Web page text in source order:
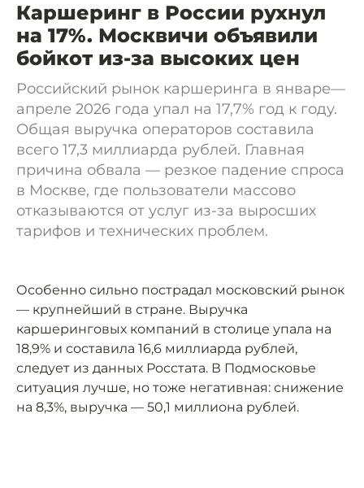
Каршеринг в России рухнул
на 17%. Москвичи объявили
бойкот из-за высоких цен
Российский рынок каршеринга в январе—
апреле 2026 года упал на 17,7% год к году.
Общая выручка операторов составила
всего 17,3 миллиарда рублей. Главная
причина обвала — резкое падение спроса
в Москве, где пользователи массово
отказываются от услуг из-за выросших
тарифов и технических проблем.
Особенно сильно пострадал московский рынок
— крупнейший в стране. Выручка
каршеринговых компаний в столице упала на
18,9% и составила 16,6 миллиарда рублей,
следует из данных Росстата. В Подмосковье
ситуация лучше, но тоже негативная: снижение
на 8,3%, выручка — 50,1 миллиона рублей.